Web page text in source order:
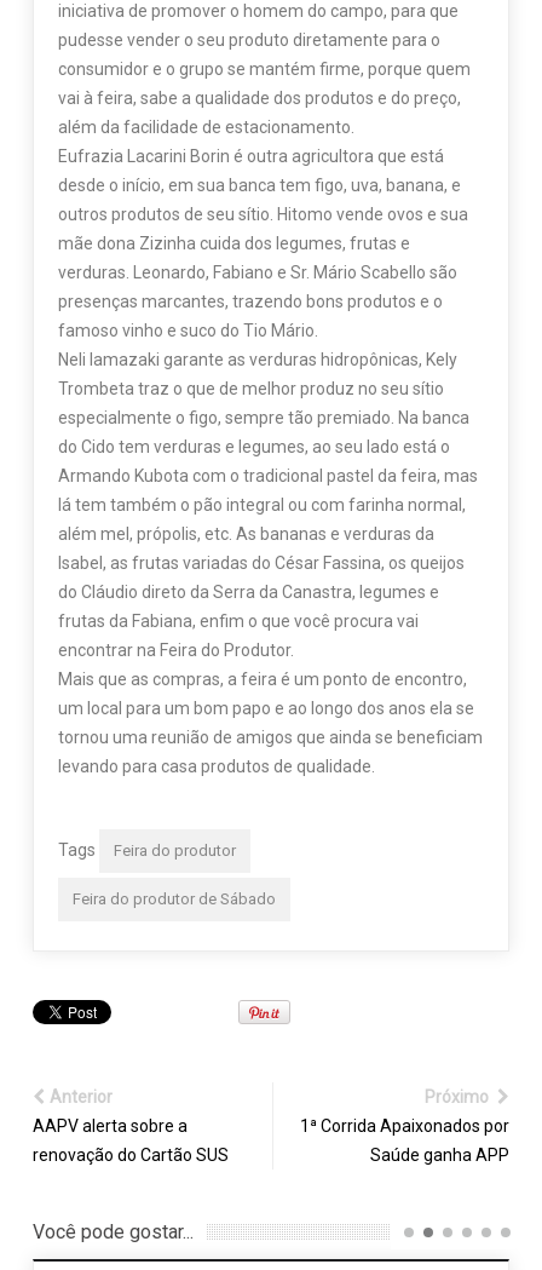
iniciativa de promover o homem do campo, para que
pudesse vender o seu produto diretamente para o
consumidor e o grupo se mantém firme, porque quem
vai à feira, sabe a qualidade dos produtos e do preço,
além da facilidade de estacionamento.
Eufrazia Lacarini Borin é outra agricultora que está
desde o início, em sua banca tem figo, uva, banana, e
outros produtos de seu sítio. Hitomo vende ovos e sua
mãe dona Zizinha cuida dos legumes, frutas e
verduras. Leonardo, Fabiano e Sr. Mário Scabello são
presenças marcantes, trazendo bons produtos e o
famoso vinho e suco do Tio Mário.
Neli Iamazaki garante as verduras hidropônicas, Kely
Trombeta traz o que de melhor produz no seu sítio
especialmente o figo, sempre tão premiado. Na banca
do Cido tem verduras e legumes, ao seu lado está o
Armando Kubota com o tradicional pastel da feira, mas
lá tem também o pão integral ou com farinha normal,
além mel, própolis, etc. As bananas e verduras da
Isabel, as frutas variadas do César Fassina, os queijos
do Cláudio direto da Serra da Canastra, legumes e
frutas da Fabiana, enfim o que você procura vai
encontrar na Feira do Produtor.
Mais que as compras, a feira é um ponto de encontro,
um local para um bom papo e ao longo dos anos ela se
tornou uma reunião de amigos que ainda se beneficiam
levando para casa produtos de qualidade.
Tags Feira do produtor
Feira do produtor de Sábado
Anterior
AAPV alerta sobre a
renovação do Cartão SUS
Próximo
1ª Corrida Apaixonados por
Saúde ganha APP
Você pode gostar...